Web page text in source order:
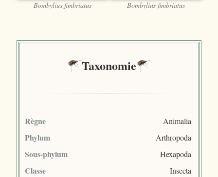
Bombylius fimbriatus Bombylius fimbriatus
Taxonomie
Règne Animalia
Phylum Arthropoda
Sous-phylum Hexapoda
Classe Insecta